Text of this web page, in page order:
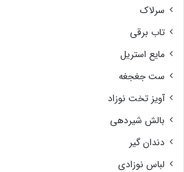
سرلاک
تاب برقی
مایع استریل
ست جغجغه
آویز تخت نوزاد
بالش شیردهی
دندان گیر
لباس نوزادی